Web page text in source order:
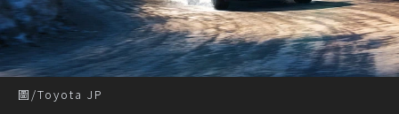
圖/Toyota JP